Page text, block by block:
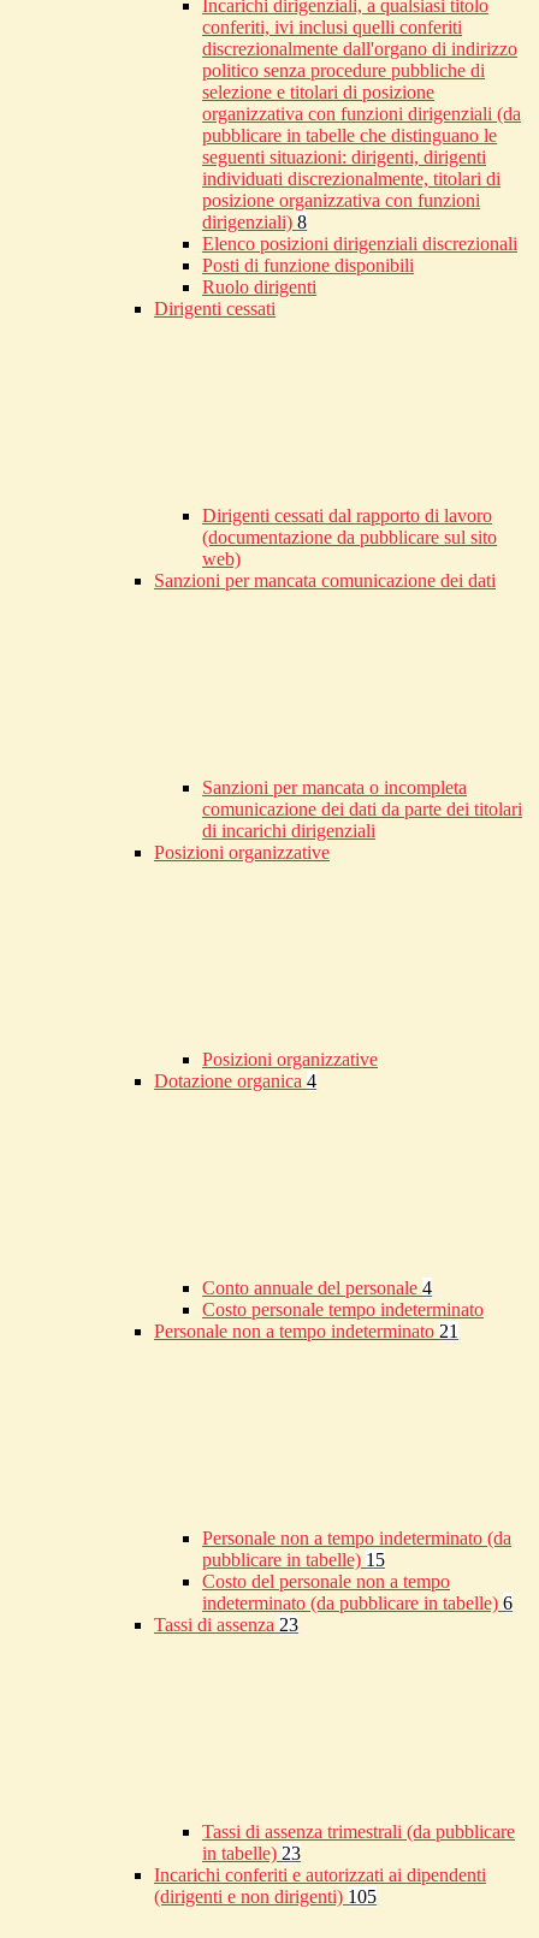
Incarichi dirigenziali, a qualsiasi titolo
conferiti, ivi inclusi quelli conferiti
discrezionalmente dall'organo di indirizzo
politico senza procedure pubbliche di
selezione e titolari di posizione
organizzativa con funzioni dirigenziali (da
pubblicare in tabelle che distinguano le
seguenti situazioni: dirigenti, dirigenti
individuati discrezionalmente, titolari di
posizione organizzativa con funzioni
dirigenziali) 8
Elenco posizioni dirigenziali discrezionali
Posti di funzione disponibili
Ruolo dirigenti
Dirigenti cessati
Dirigenti cessati dal rapporto di lavoro
(documentazione da pubblicare sul sito
web)
Sanzioni per mancata comunicazione dei dati
Sanzioni per mancata o incompleta
comunicazione dei dati da parte dei titolari
di incarichi dirigenziali
Posizioni organizzative
Posizioni organizzative
Dotazione organica 4
Conto annuale del personale 4
Costo personale tempo indeterminato
Personale non a tempo indeterminato 21
Personale non a tempo indeterminato (da
pubblicare in tabelle) 15
Costo del personale non a tempo
indeterminato (da pubblicare in tabelle) 6
Tassi di assenza 23
Tassi di assenza trimestrali (da pubblicare
in tabelle) 23
Incarichi conferiti e autorizzati ai dipendenti
(dirigenti e non dirigenti) 105